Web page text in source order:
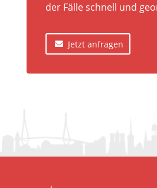
der Fälle schnell und
Jetzt anfragen